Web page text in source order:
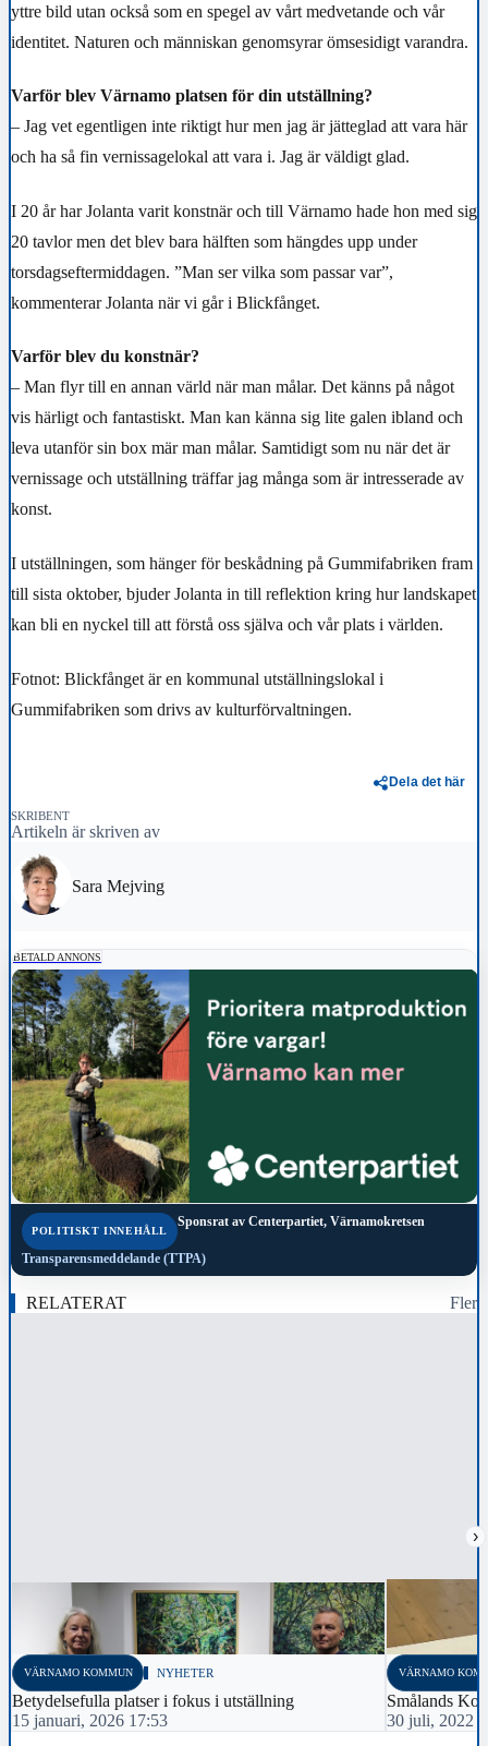
yttre bild utan också som en spegel av vårt medvetande och vår
identitet. Naturen och människan genomsyrar ömsesidigt varandra.
Varför blev Värnamo platsen för din utställning?
– Jag vet egentligen inte riktigt hur men jag är jätteglad att vara här
och ha så fin vernissagelokal att vara i. Jag är väldigt glad.
I 20 år har Jolanta varit konstnär och till Värnamo hade hon med sig
20 tavlor men det blev bara hälften som hängdes upp under
torsdagseftermiddagen. ”Man ser vilka som passar var”,
kommenterar Jolanta när vi går i Blickfånget.
Varför blev du konstnär?
– Man flyr till en annan värld när man målar. Det känns på något
vis härligt och fantastiskt. Man kan känna sig lite galen ibland och
leva utanför sin box mär man målar. Samtidigt som nu när det är
vernissage och utställning träffar jag många som är intresserade av
konst.
I utställningen, som hänger för beskådning på Gummifabriken fram
till sista oktober, bjuder Jolanta in till reflektion kring hur landskapet
kan bli en nyckel till att förstå oss själva och vår plats i världen.
Fotnot: Blickfånget är en kommunal utställningslokal i
Gummifabriken som drivs av kulturförvaltningen.
Dela det här
SKRIBENT
Artikeln är skriven av
Sara Mejving
BETALD ANNONS
POLITISKT INNEHÅLL
Sponsrat av Centerpartiet, Värnamokretsen
Transparensmeddelande (TTPA)
RELATERAT Fler
›
VÄRNAMO KOMMUN NYHETER
Betydelsefulla platser i fokus i utställning
15 januari, 2026 17:53
VÄRNAMO
Smålands
30 juli, 2022